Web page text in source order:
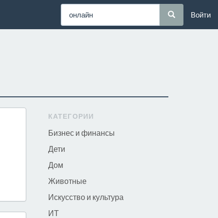
Войти
КАТЕГОРИИ
Бизнес и финансы
Дети
Дом
Животные
Искусство и культура
ИТ